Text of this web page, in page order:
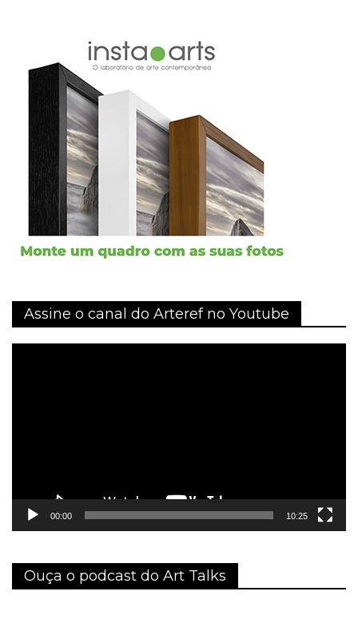
Assine o canal do Arteref no Youtube
00:00 10:25
Ouça o podcast do Art Talks